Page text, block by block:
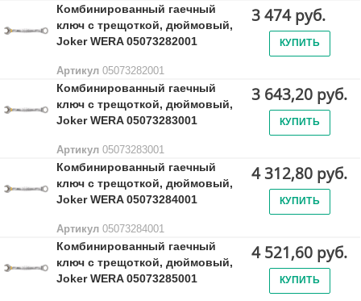
Комбинированный гаечный
ключ с трещоткой, дюймовый,
Joker WERA 05073282001
Артикул 05073282001
3 474 руб.
КУПИТЬ
Комбинированный гаечный
ключ с трещоткой, дюймовый,
Joker WERA 05073283001
Артикул 05073283001
3 643,20 руб.
КУПИТЬ
Комбинированный гаечный
ключ с трещоткой, дюймовый,
Joker WERA 05073284001
Артикул 05073284001
4 312,80 руб.
КУПИТЬ
Комбинированный гаечный
ключ с трещоткой, дюймовый,
Joker WERA 05073285001
4 521,60 руб.
КУПИТЬ